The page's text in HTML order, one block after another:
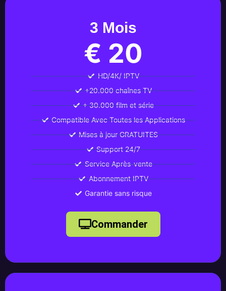
3 Mois
€ 20
HD/4K/ IPTV
+20.000 chaînes TV
+ 30.000 film et série
Compatible Avec Toutes les Applications
Mises à jour GRATUITES
Support 24/7
Service Après-vente
Abonnement IPTV
Garantie sans risque
Commander